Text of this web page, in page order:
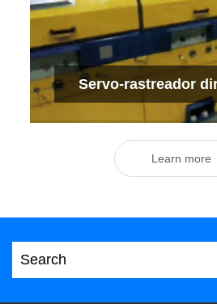
Producción de
Ver más
Servo-rastreador
Servo-
Learn more